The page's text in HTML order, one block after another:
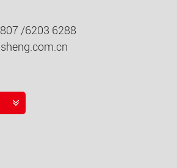
/6203 6288